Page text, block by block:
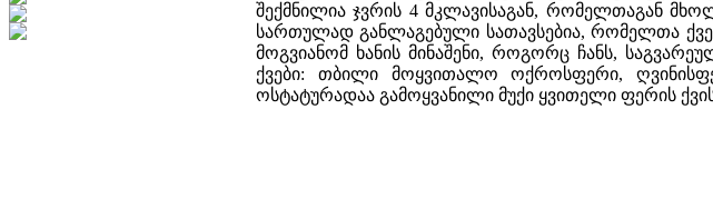
შექმნილია ჯვრის 4 მკლავისაგან, რომელთაგან
სართულად განლაგებული სათავსებია, რომელთა
მოგვიანომ ხანის მინაშენი, როგორც ჩანს,
ქვები: თბილი მოყვითალო ოქროსფერი,
ოსტატურადაა გამოყვანილი მუქი ყვითელი ფერის